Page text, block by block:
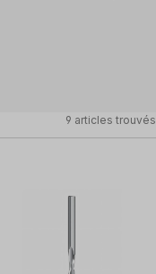
9 articles trouvés